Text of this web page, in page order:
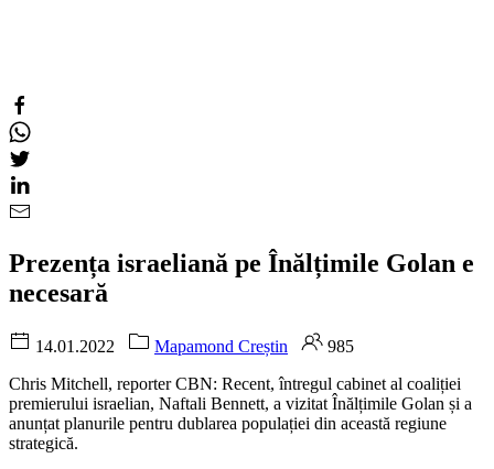
Prezența israeliană pe Înălțimile Golan e
necesară
14.01.2022 Mapamond Creștin
985
Chris Mitchell, reporter CBN: Recent, întregul cabinet al coaliției
premierului israelian, Naftali Bennett, a vizitat Înălțimile Golan și a
anunțat planurile pentru dublarea populației din această regiune
strategică.